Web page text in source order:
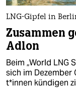
LNG-Gipfel in
Zusammen
Adlon
Beim „World LNG
sich im
t*in­nen kündigen